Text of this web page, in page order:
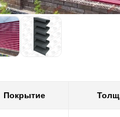
Покрытие